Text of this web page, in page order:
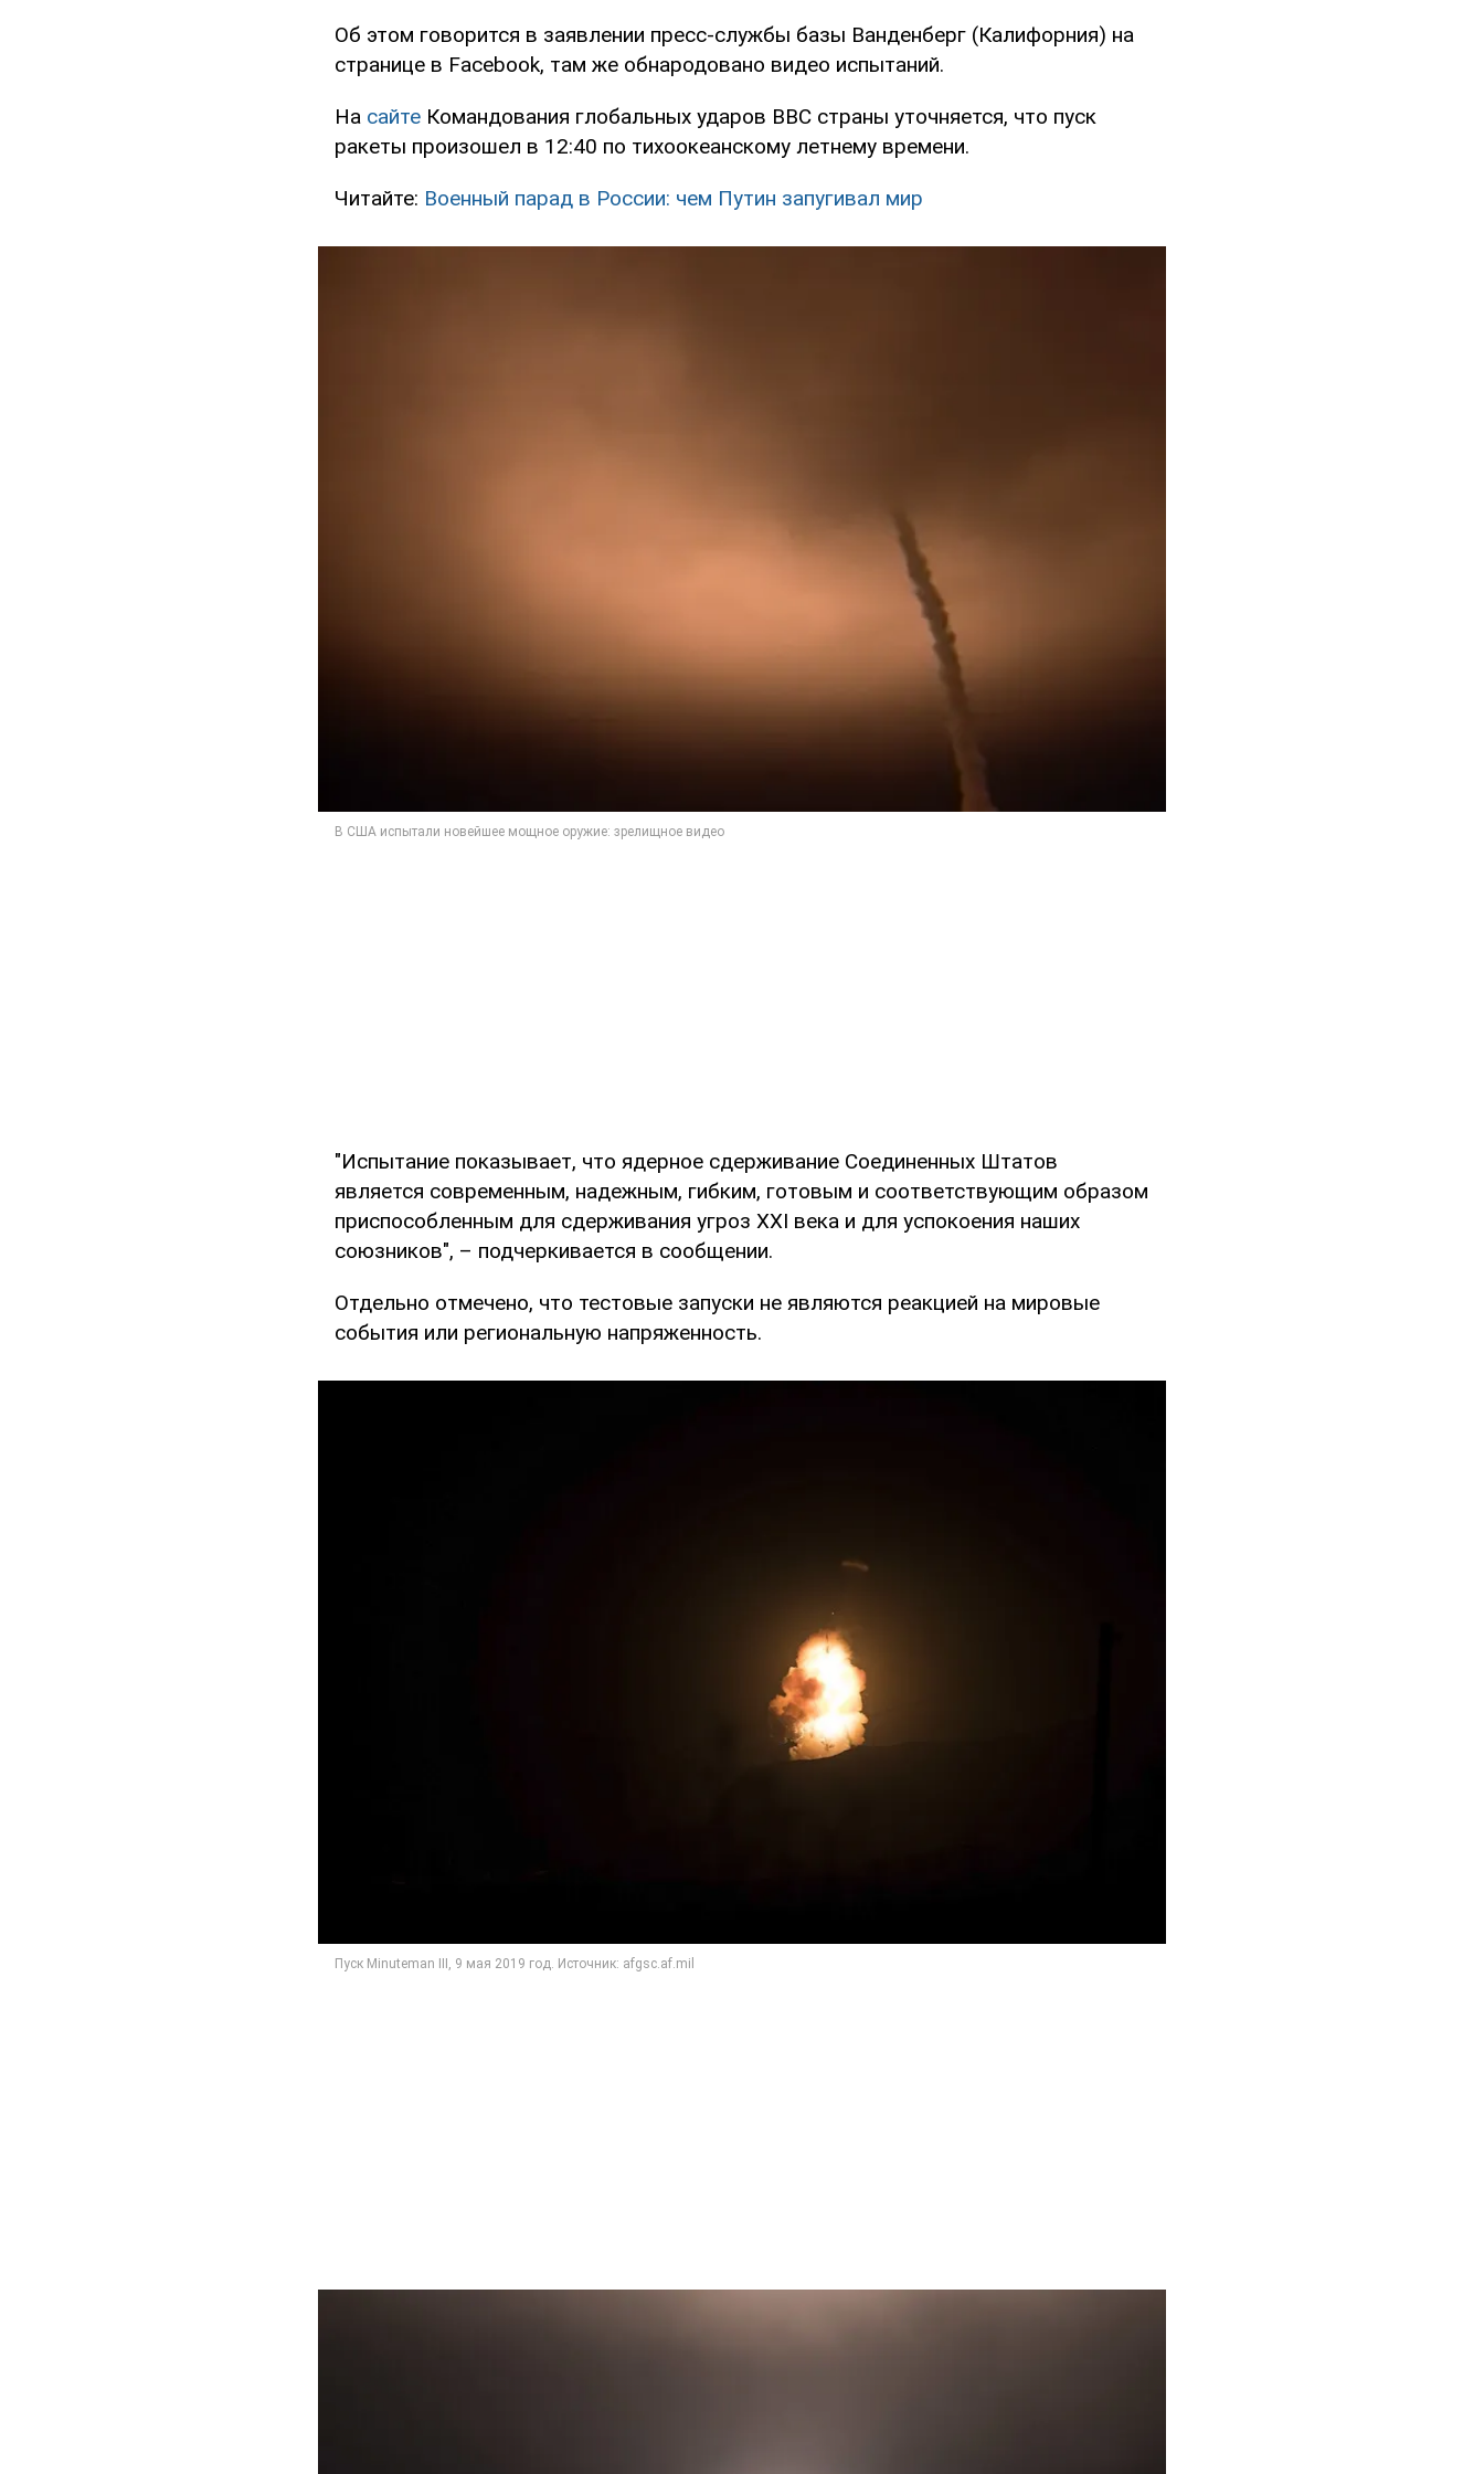
Об этом говорится в заявлении пресс-службы базы Ванденберг (Калифорния) на
странице в Facebook, там же обнародовано видео испытаний.
На сайте Командования глобальных ударов ВВС страны уточняется, что пуск
ракеты произошел в 12:40 по тихоокеанскому летнему времени.
Читайте: Военный парад в России: чем Путин запугивал мир
"Испытание показывает, что ядерное сдерживание Соединенных Штатов
является современным, надежным, гибким, готовым и соответствующим образом
приспособленным для сдерживания угроз XXI века и для успокоения наших
союзников", – подчеркивается в сообщении.
Отдельно отмечено, что тестовые запуски не являются реакцией на мировые
события или региональную напряженность.